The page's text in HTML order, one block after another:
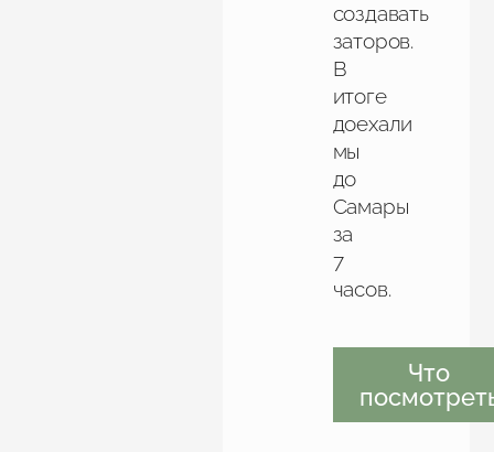
создавать
заторов.
В
итоге
доехали
мы
до
Самары
за
7
часов.
Что